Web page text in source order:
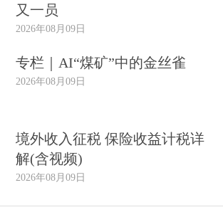
又一员
2026年08月09日
专栏｜AI“煤矿”中的金丝雀
2026年08月09日
境外收入征税 保险收益计税详
解(含视频)
2026年08月09日